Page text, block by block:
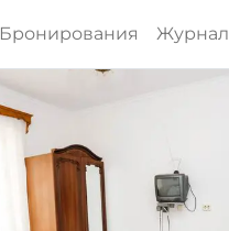
Бронирования Журнал